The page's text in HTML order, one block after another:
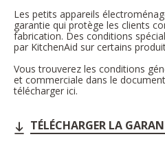
Les petits appareils
garantie qui protège les clients
fabrication. Des conditions
par KitchenAid sur certains
Vous trouverez les conditions
et commerciale dans le
télécharger ici.
TÉLÉCHARGER LA